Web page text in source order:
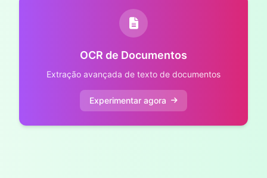
OCR de Documentos
Extração avançada de texto de documentos
Experimentar agora